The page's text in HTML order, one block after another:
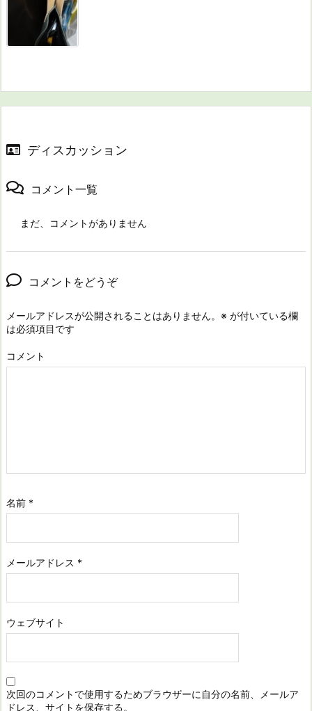
ディスカッション
コメント一覧
まだ、コメントがありません
コメントをどうぞ
メールアドレスが公開されることはありません。 ※ が付いている欄
は必須項目です
コメント
名前 *
メールアドレス *
ウェブサイト
次回のコメントで使用するためブラウザーに自分の名前、メールア
ドレス、サイトを保存する。